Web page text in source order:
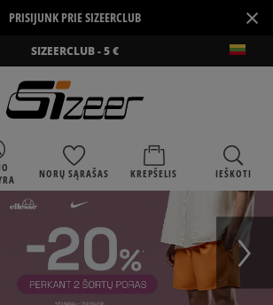
PRISIJUNK PRIE SIZEERCLUB ×
SIZEERCLUB - 5 €
NORŲ SĄRAŠAS KREPŠELIS IEŠKOTI